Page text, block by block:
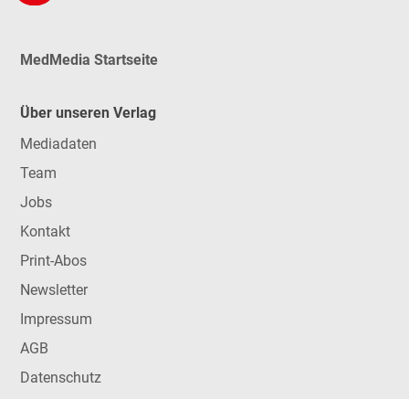
MedMedia Startseite
Über unseren Verlag
Mediadaten
Team
Jobs
Kontakt
Print-Abos
Newsletter
Impressum
AGB
Datenschutz